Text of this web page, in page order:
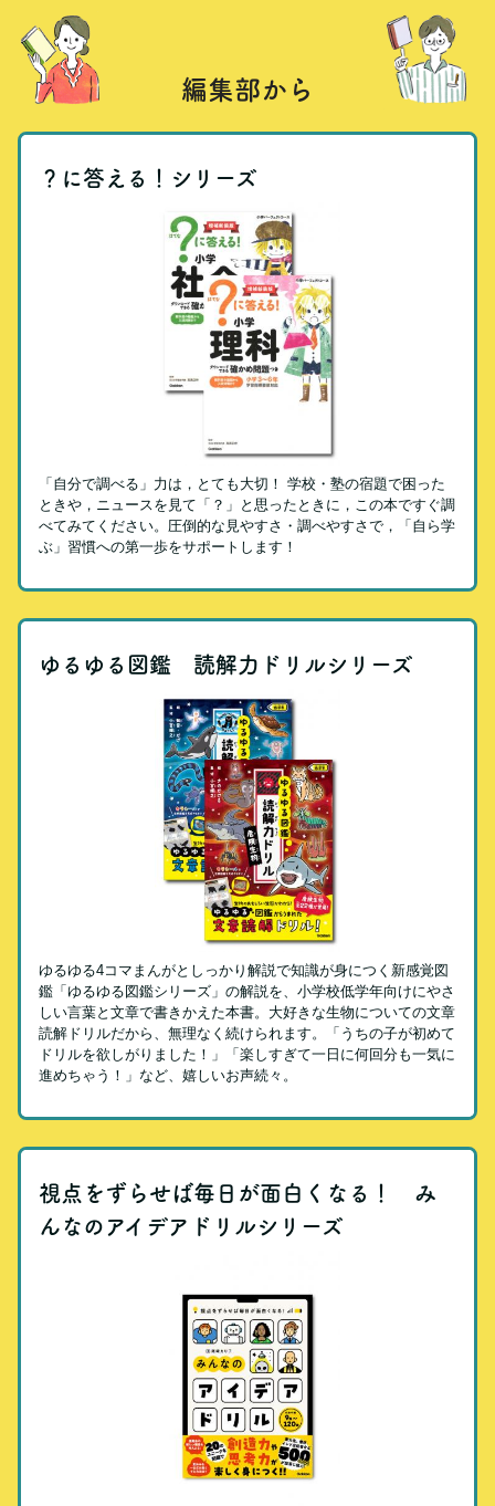
編集部から
？に答える！シリーズ
「自分で調べる」力は，とても大切！ 学校・塾の宿題で困った
ときや，ニュースを見て「？」と思ったときに，この本ですぐ調
べてみてください。圧倒的な見やすさ・調べやすさで，「自ら学
ぶ」習慣への第一歩をサポートします！
ゆるゆる図鑑 読解力ドリルシリーズ
ゆるゆる4コマまんがとしっかり解説で知識が身につく新感覚図
鑑「ゆるゆる図鑑シリーズ」の解説を、小学校低学年向けにやさ
しい言葉と文章で書きかえた本書。大好きな生物についての文章
読解ドリルだから、無理なく続けられます。「うちの子が初めて
ドリルを欲しがりました！」「楽しすぎて一日に何回分も一気に
進めちゃう！」など、嬉しいお声続々。
視点をずらせば毎日が面白くなる！ み
んなのアイデアドリルシリーズ